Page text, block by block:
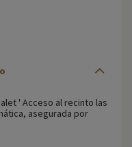
' Acceso al recinto las
asegurada por